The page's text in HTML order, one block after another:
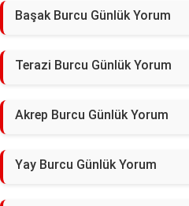
Başak Burcu Günlük Yorum
Terazi Burcu Günlük Yorum
Akrep Burcu Günlük Yorum
Yay Burcu Günlük Yorum